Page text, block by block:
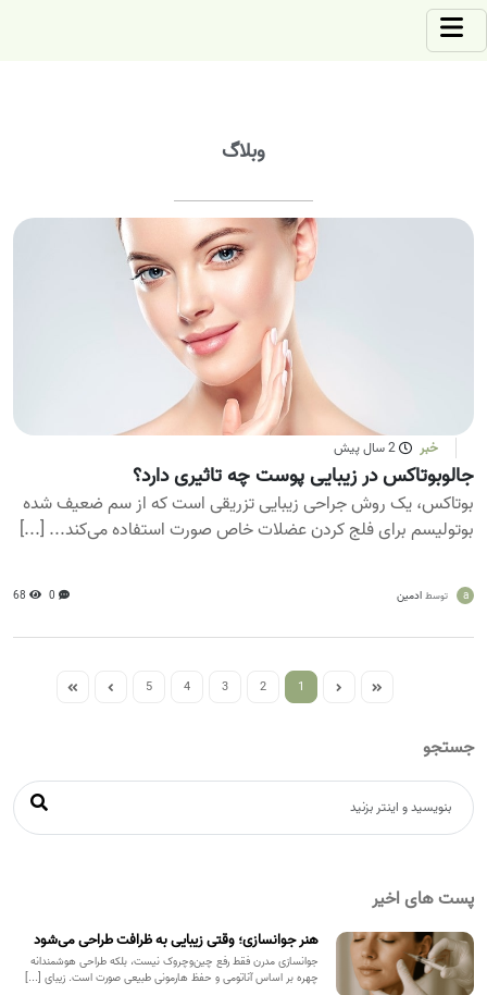
وبلاگ
خبر 2 سال پیش
جالوبوتاکس در زیبایی پوست چه تاثیری دارد؟
بوتاکس، یک روش جراحی زیبایی تزریقی است که از سم ضعیف شده
بوتولیسم برای فلج کردن عضلات خاص صورت استفاده می‌کند... [...]
a توسط ادمین 0
68
1
2
3
4
5
جستجو
پست های اخیر
هنر جوانسازی؛ وقتی زیبایی به ظرافت طراحی می‌شود
جوانسازی مدرن فقط رفع چین‌وچروک نیست، بلکه طراحی هوشمندانه
چهره بر اساس آناتومی و حفظ هارمونی طبیعی صورت است. زیبای [...]